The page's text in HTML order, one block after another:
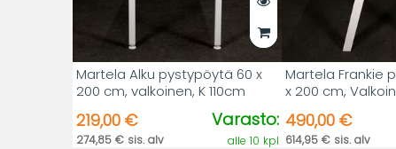
Martela Alku pystypöytä 60 x
200 cm, valkoinen, K 110cm
219,00 €
274,85 € sis. alv
Varasto:
alle 10 kpl
Martela Frankie
x 200 cm,
490,00 €
614,95 € sis. alv